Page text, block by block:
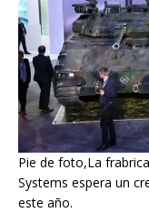
Pie de foto,La
Systems espera un
este año.